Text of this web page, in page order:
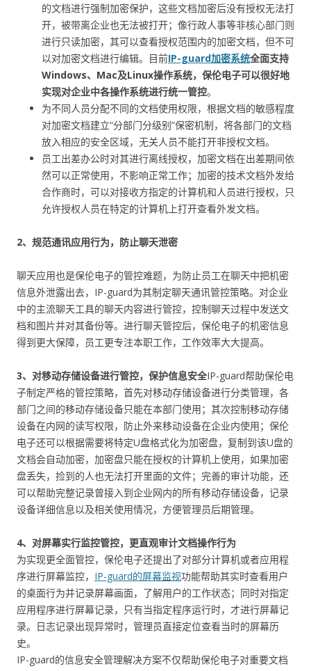
的文档进行强制加密保护，这些文档加密后没有授权无法打
开，被带离企业也无法被打开；像行政人事等非核心部门则
进行只读加密，其可以查看授权范围内的加密文档，但不可
以对加密文档进行编辑。目前IP-guard加密系统全面支持
Windows、Mac及Linux操作系统， 保伦电子可以很好地
实现对企业中各操作系统进行统一管控。
为不同人员分配不同的文档使用权限，根据文档的敏感程度
对加密文档建立“分部门分级别”保密机制，将各部门的文档
放入相应的安全区域，无关人员不能打开非授权文档。
员工出差办公时对其进行离线授权，加密文档在出差期间依
然可以正常使用，不影响正常工作；加密的技术文档外发给
合作商时，可以对接收方指定的计算机和人员进行授权，只
允许授权人员在特定的计算机上打开查看外发文档。
2、规范通讯应用行为，防止聊天泄密
聊天应用也是保伦电子的管控难题，为防止员工在聊天中把机密
信息外泄露出去，IP-guard为其制定聊天通讯管控策略。对企业
中的主流聊天工具的聊天内容进行管控，控制聊天过程中发送文
档和图片并对其备份等。进行聊天管控后，保伦电子的机密信息
得到更大保障，员工更专注本职工作，工作效率大大提高。
3、对移动存储设备进行管控，保护信息安全IP-guard帮助保伦电
子制定严格的管控策略，首先对移动存储设备进行分类管理，各
部门之间的移动存储设备只能在本部门使用；其次控制移动存储
设备在内网的读写权限，防止外来移动设备在企业内使用；保伦
电子还可以根据需要将特定U盘格式化为加密盘，复制到该U盘的
文档会自动加密，加密盘只能在授权的计算机上使用，如果加密
盘丢失，捡到的人也无法打开里面的文件；完善的审计功能，还
可以帮助完整记录曾接入到企业网内的所有移动存储设备，记录
设备详细信息以及相关使用情况，方便管理员后期管理。
4、对屏幕实行监控管控，更直观审计文档操作行为
为实现更全面管控，保伦电子还提出了对部分计算机或者应用程
序进行屏幕监控， IP-guard的屏幕监视功能帮助其实时查看用户
的桌面行为并记录屏幕画面，了解用户的工作状态；同时对指定
应用程序进行屏幕记录，只有当指定程序运行时，才进行屏幕记
录。日志记录出现异常时，管理员直接定位查看当时的屏幕历
史。
IP-guard的信息安全管理解决方案不仅帮助保伦电子对重要文档